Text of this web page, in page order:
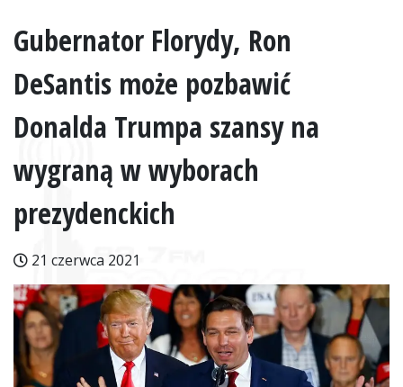
Gubernator Florydy, Ron
DeSantis może pozbawić
Donalda Trumpa szansy na
wygraną w wyborach
prezydenckich
21 czerwca 2021